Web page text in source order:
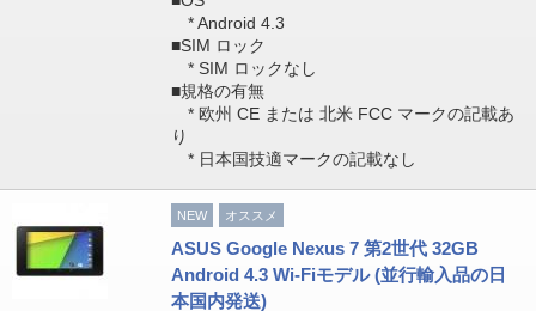
* Android 4.3
■SIM ロック
* SIM ロックなし
■規格の有無
* 欧州 CE または 北米 FCC マークの記載あ
り
* 日本国技適マークの記載なし
NEW オススメ
ASUS Google Nexus 7 第2世代 32GB
Android 4.3 Wi-Fiモデル (並行輸入品の日
本国内発送)